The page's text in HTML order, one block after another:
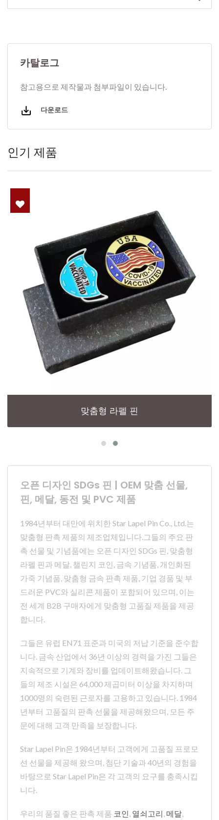
카탈로그
참고용으로 제작물과 첨부파일이 있습니다.
다운로드
인기 제품
맞춤형 라펠 핀
오픈 디자인 SDGs 핀 | OEM 맞춤 선물,
핀, 메달, 동전 및 PVC 제품
1984년부터 대만에 위치한 Star Lapel Pin Co., Ltd.는
맞춤형 판촉 제품의 제조업체입니다.그들의 주요 판
촉 선물 및 기념품에는 오픈 디자인 SDGs 핀, 맞춤형
라펠 핀과 메달, 챌린지 코인, 금속 기념품, 개인화된
가죽 기념품, 맞춤형 금속 판촉 제품, 기업 경품 및 부
드러운 PVC와 실리콘 제품이 포함되어 있으며, 이는
전 세계 B2B 구매자에게 맞춤형 고품질 제품을 제공
합니다.
그들은 유럽 EN71 표준과 미국의 저납 기준을 준수합
니다. 금속 산업에서 36년 이상의 경력을 가진 그들은
지속적으로 기계와 장비를 업데이트해왔습니다. 그
들의 제조 시설은 64,000 제곱미터 이상을 차지하며
1000명의 숙련된 근로자를 고용하고 있습니다. 1984
년부터 고품질의 판촉 선물을 제공해왔으며, 모든 주
문에 대해 고객 만족을 보장합니다.
Star Lapel Pin은 1984년부터 고객에게 고품질 프로모
션 선물을 제공해 왔으며, 첨단 기술과 40년의 경험을
바탕으로 Star Lapel Pin은 각 고객의 요구를 충족시킵
니다.
우리의 품질 좋은 판촉 제품 코인, 열쇠고리, 메달,